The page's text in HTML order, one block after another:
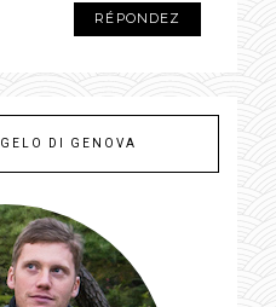
RÉPONDEZ
DI GENOVA